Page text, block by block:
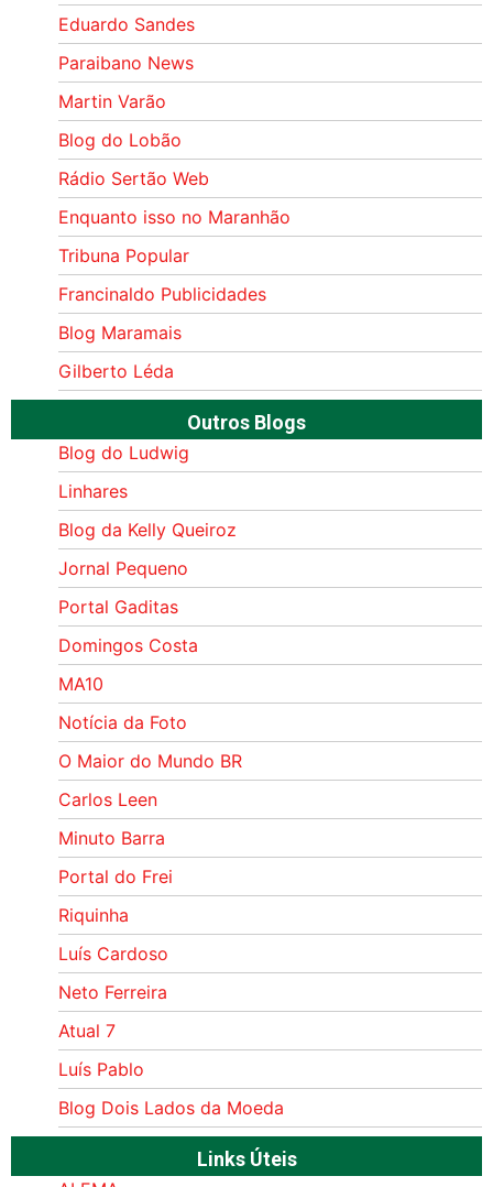
Eduardo Sandes
Paraibano News
Martin Varão
Blog do Lobão
Rádio Sertão Web
Enquanto isso no Maranhão
Tribuna Popular
Francinaldo Publicidades
Blog Maramais
Gilberto Léda
Outros Blogs
Blog do Ludwig
Linhares
Blog da Kelly Queiroz
Jornal Pequeno
Portal Gaditas
Domingos Costa
MA10
Notícia da Foto
O Maior do Mundo BR
Carlos Leen
Minuto Barra
Portal do Frei
Riquinha
Luís Cardoso
Neto Ferreira
Atual 7
Luís Pablo
Blog Dois Lados da Moeda
Links Úteis